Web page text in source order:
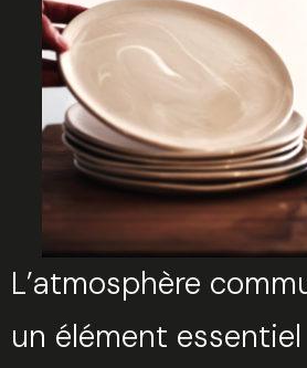
L’atmosphère
un élément